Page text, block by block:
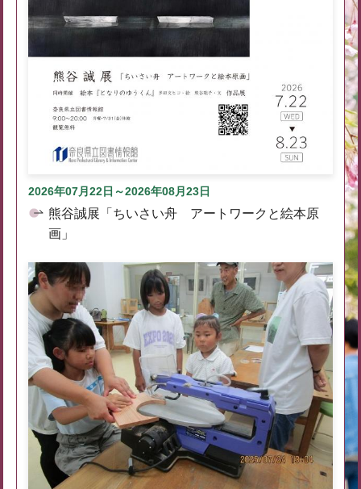
2026年07月22日～2026年08月23日
熊谷誠展「ちいさい舟 アートワークと絵本原
画」